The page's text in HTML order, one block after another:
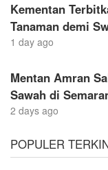
Kementan
Tanaman demi
1 day ago
Mentan Amran
Sawah di
2 days ago
POPULER